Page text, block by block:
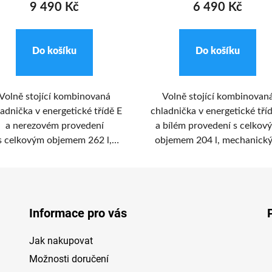
9 490 Kč
Do košíku
stojící kombinovaná
v energetické třídě E
a nerezovém provedení
celkovým objemem 262 l,
zásuvkou na zeleninu a
zásuvky v mrazáku.
6 490 Kč
Do košíku
Volně stojící
chladnička v energetické
a bílém provedení s
objemem 204 l,
klasickou zásuvkou na
Informace pro vás
Jak nakupovat
Možnosti doručení